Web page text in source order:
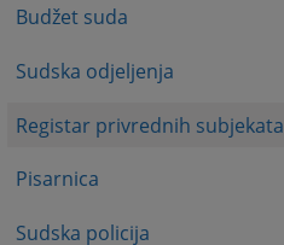
Budžet suda
Sudska odjeljenja
Registar privrednih subjekata
Pisarnica
Sudska policija